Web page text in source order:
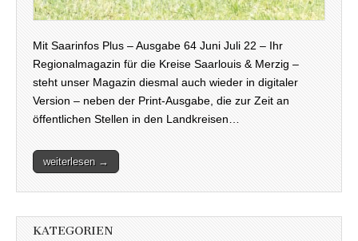
Mit Saarinfos Plus – Ausgabe 64 Juni Juli 22 – Ihr
Regionalmagazin für die Kreise Saarlouis & Merzig –
steht unser Magazin diesmal auch wieder in digitaler
Version – neben der Print-Ausgabe, die zur Zeit an
öffentlichen Stellen in den Landkreisen…
weiterlesen →
KATEGORIEN